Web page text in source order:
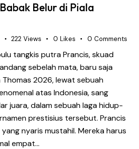
Belur di Piala
222 Views 0 Likes 0 Comments
tangkis putra Prancis, skuad
sebelah mata, baru saja
Thomas 2026, lewat sebuah
atas Indonesia, sang
juara, dalam sebuah laga hidup-
prestisius tersebut. Prancis
nyaris mustahil. Mereka harus
empat…